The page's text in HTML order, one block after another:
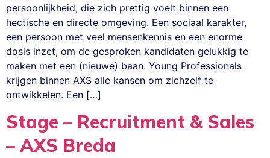
persoonlijkheid, die zich prettig voelt binnen een
hectische en directe omgeving. Een sociaal karakter,
een persoon met veel mensenkennis en een enorme
dosis inzet, om de gesproken kandidaten gelukkig te
maken met een (nieuwe) baan. Young Professionals
krijgen binnen AXS alle kansen om zichzelf te
ontwikkelen. Een […]
Stage – Recruitment & Sales
– AXS Breda